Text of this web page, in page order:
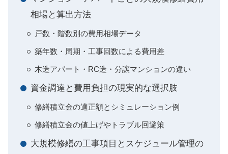
相場と算出方法
戸数・階数別の費用相場データ
築年数・周期・工事回数による費用差
木造アパート・RC造・分譲マンションの違い
資金調達と費用負担の現実的な選択肢
修繕積立金の適正額とシミュレーション例
修繕積立金の値上げやトラブル回避策
大規模修繕の工事項目とスケジュール管理の